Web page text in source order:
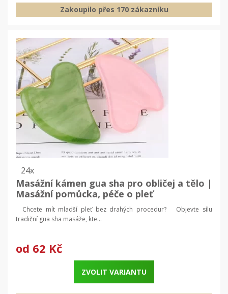
Zakoupilo přes 170 zákazníku
24x
Masážní kámen gua sha pro obličej a tělo |
Masážní pomůcka, péče o pleť
Chcete mít mladší pleť bez drahých procedur? Objevte sílu
tradiční gua sha masáže, kte...
od 62 Kč
ZVOLIT VARIANTU